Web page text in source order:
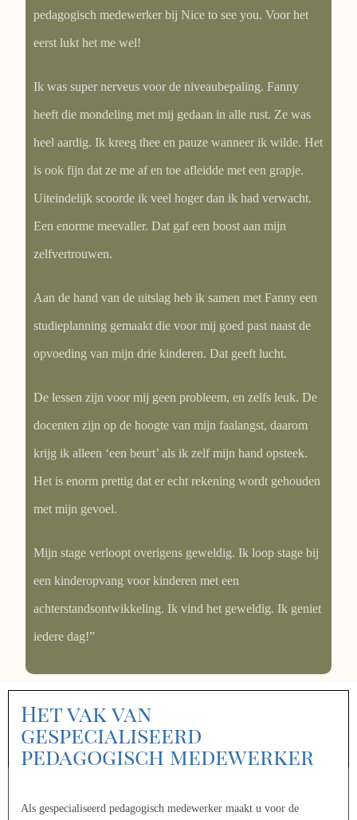
pedagogisch medewerker bij Nice to see you. Voor het
eerst lukt het me wel!
Ik was super nerveus voor de niveaubepaling. Fanny
heeft die mondeling met mij gedaan in alle rust. Ze was
heel aardig. Ik kreeg thee en pauze wanneer ik wilde. Het
is ook fijn dat ze me af en toe afleidde met een grapje.
Uiteindelijk scoorde ik veel hoger dan ik had verwacht.
Een enorme meevaller. Dat gaf een boost aan mijn
zelfvertrouwen.
Aan de hand van de uitslag heb ik samen met Fanny een
studieplanning gemaakt die voor mij goed past naast de
opvoeding van mijn drie kinderen. Dat geeft lucht.
De lessen zijn voor mij geen probleem, en zelfs leuk. De
docenten zijn op de hoogte van mijn faalangst, daarom
krijg ik alleen ‘een beurt’ als ik zelf mijn hand opsteek.
Het is enorm prettig dat er echt rekening wordt gehouden
met mijn gevoel.
Mijn stage verloopt overigens geweldig. Ik loop stage bij
een kinderopvang voor kinderen met een
achterstandsontwikkeling. Ik vind het geweldig. Ik geniet
iedere dag!”
Het vak van
gespecialiseerd
pedagogisch medewerker
Als gespecialiseerd pedagogisch medewerker maakt u voor de